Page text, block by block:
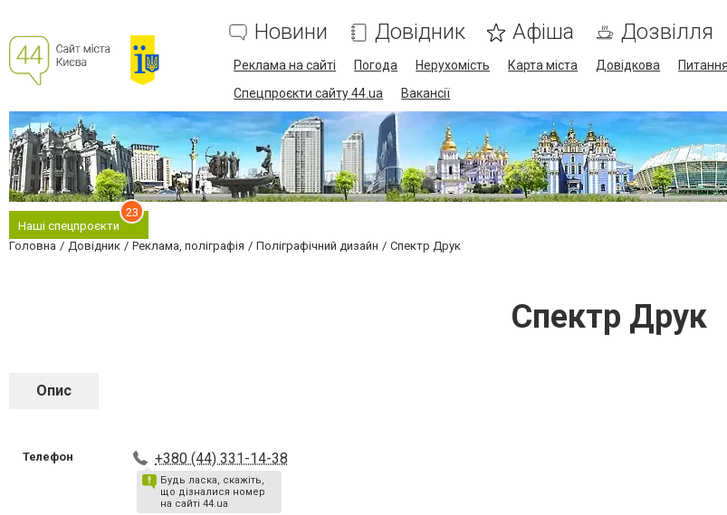
Новини Довідник Афіша Дозвілля
Реклама на сайті Погода Нерухомість Карта міста Довідкова
Спецпроєкти сайту 44.ua
Вакансії
Наші спецпроєкти
23
Головна Довідник Реклама, поліграфія Поліграфічний дизайн Спектр Друк
Спектр Друк
Опис
Телефон +380 (44) 331-14-38
Будь ласка, скажіть,
що дізналися номер
на сайті 44.ua